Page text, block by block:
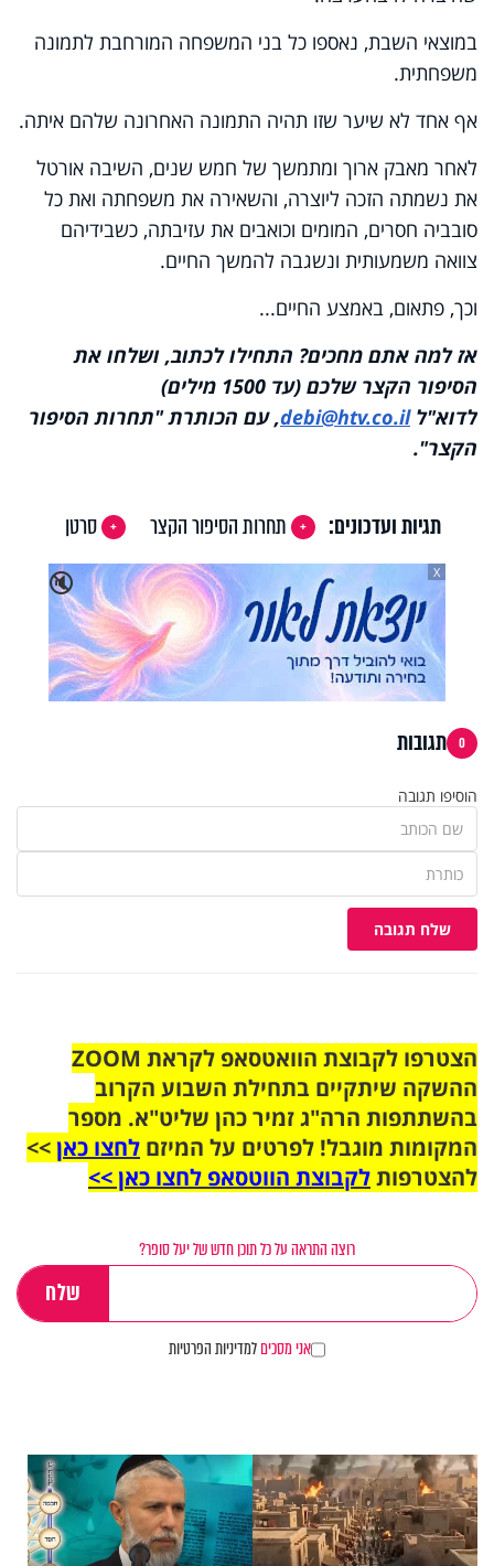
במוצאי השבת, נאספו כל בני המשפחה המורחבת לתמונה
משפחתית.
אף אחד לא שיער שזו תהיה התמונה האחרונה שלהם איתה.
לאחר מאבק ארוך ומתמשך של חמש שנים, השיבה אורטל
את נשמתה הזכה ליוצרה, והשאירה את משפחתה ואת כל
סובביה חסרים, המומים וכואבים את עזיבתה, כשבידיהם
צוואה משמעותית ונשגבה להמשך החיים.
וכך, פתאום, באמצע החיים...
אז למה אתם מחכים? התחילו לכתוב, ושלחו את
הסיפור הקצר שלכם (עד 1500 מילים)
לדוא"לdebi@htv.co.il, עם הכותרת "תחרות הסיפור
הקצר".
תגיות ועדכונים: תחרות הסיפור הקצר
סרטן
🔇
X
0 תגובות
הוסיפו תגובה
שלח תגובה
הצטרפו לקבוצת הוואטסאפ לקראת ZOOM
ההשקה שיתקיים בתחילת השבוע הקרוב
בהשתתפות הרה"ג זמיר כהן שליט"א. מספר
המקומות מוגבל! לפרטים על המיזם לחצו כאן>>
להצטרפותלקבוצת הווטסאפ לחצו כאן >>
רוצה התראה על כל תוכן חדש של יעל סופר?
אני מסכיםלמדיניות הפרטיות